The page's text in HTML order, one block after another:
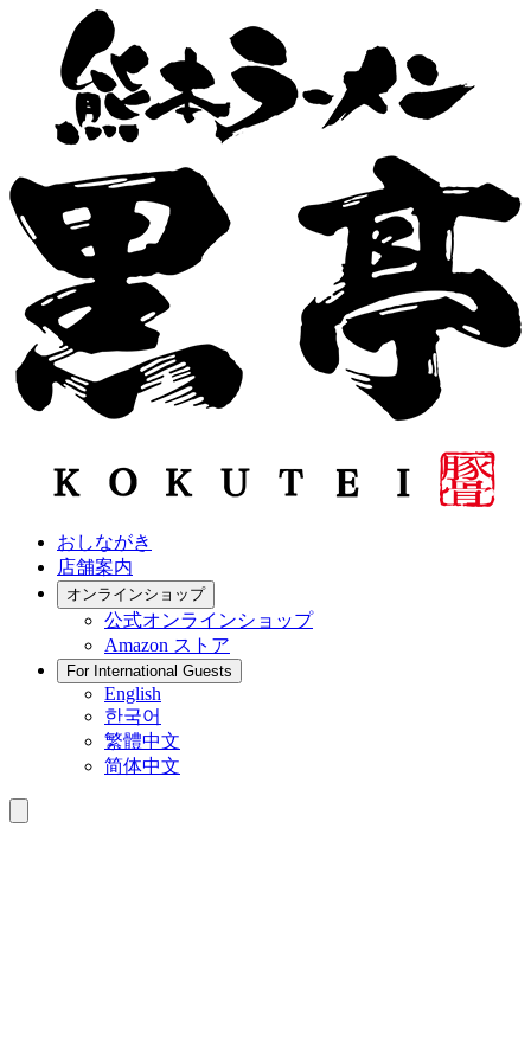
おしながき
店舗案内
オンラインショップ
公式オンラインショップ
Amazon ストア
For International Guests
English
한국어
繁體中文
简体中文